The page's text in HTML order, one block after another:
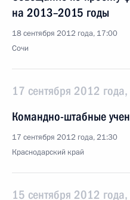
на 2013–2015 годы
18 сентября 2012 года, 17:00
Сочи
17 сентября 2012
Командно-штабные
17 сентября 2012 года, 21:30
Краснодарский край
15 сентября 2012 года,